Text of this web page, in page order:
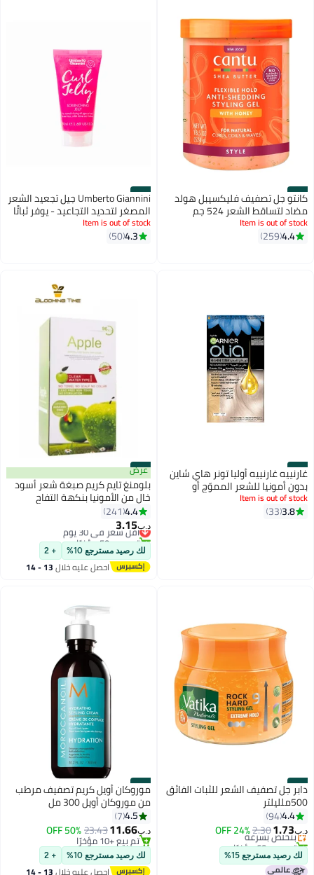
#21
كانتو جل تصفيف فليكسيبل هولد
مضاد لتساقط الشعر 524 جم
524جرام
Item is out of stock
4.4
259
#22 Umberto Giannini جيل تجعيد الشعر
المصغر لتحديد التجاعيد - يوفر ثباتًا
خفيفًا وتحكمًا في التجاعيد، مثالي
للسفر أو لمسات التجميل (50 مل)
Item is out of stock
4.3
50
#23
غارنييه غارنييه أوليا تونر هاي شاين
بدون أمونيا للشعر المموّج أو
المبيّض – بلاتينيوم بلوند – تركيبة
نباتية
Item is out of stock
3.8
33
#24
عرض
بلومنغ تايم كريم صبغة شعر أسود
خالٍ من الأمونيا بنكهة التفاح
4.4
241
د.ب‏3.15
أقل سعر في 30 يوم
تم بيع +50 مؤخرًا
أقل سعر في 30 يوم
لك رصيد مسترجع 10% + 2
احصل عليه خلال 13 - 14
#25
دابر جل تصفيف الشعر للثبات الفائق
500ملليلتر
4.4
94
د.ب‏1.73
2.30
24% OFFبتخلّص بسرعة
تم بيع +60 مؤخرًا
بتخلّص بسرعة
لك رصيد مسترجع 15%
#26
موروكان أويل كريم تصفيف مرطب
من موروكان أويل 300 مل
4.5
7
د.ب‏11.66
23.43
50% OFF
تم بيع +10 مؤخرًا
تم بيع +10 مؤخرًا
لك رصيد مسترجع 10% + 2